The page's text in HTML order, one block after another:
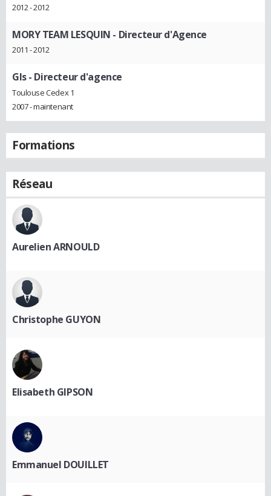
2012 - 2012
MORY TEAM LESQUIN - Directeur d'Agence
2011 - 2012
Gls- Directeur d'agence
Toulouse Cedex 1
2007 - maintenant
Formations
Réseau
Aurelien ARNOULD
Christophe GUYON
Elisabeth GIPSON
Emmanuel DOUILLET